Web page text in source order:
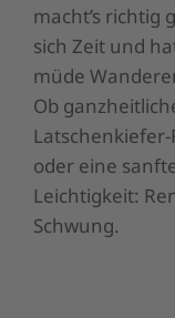
macht’s richtig
sich Zeit und
müde
Ob
oder eine
Leichtigkeit:
Schwung.